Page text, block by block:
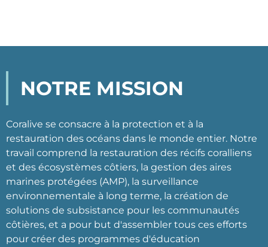
NOTRE MISSION
Coralive se consacre à la protection et à la
restauration des océans dans le monde entier. Notre
travail comprend la restauration des récifs coralliens
et des écosystèmes côtiers, la gestion des aires
marines protégées (AMP), la surveillance
environnementale à long terme, la création de
solutions de subsistance pour les communautés
côtières, et a pour but d'assembler tous ces efforts
pour créer des programmes d'éducation